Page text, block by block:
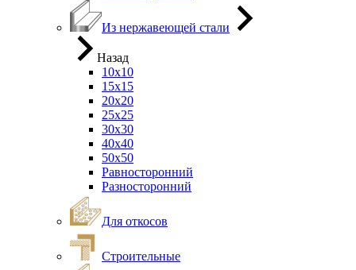
Из нержавеющей стали
Назад
10х10
15х15
20х20
25х25
30х30
40х40
50х50
Равносторонний
Разносторонний
Для откосов
Строительные